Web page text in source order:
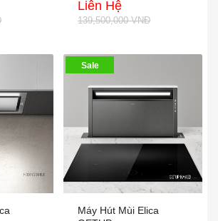
Liên Hệ
139,500,000 VNĐ
Sale
Máy Hút Mùi Elica